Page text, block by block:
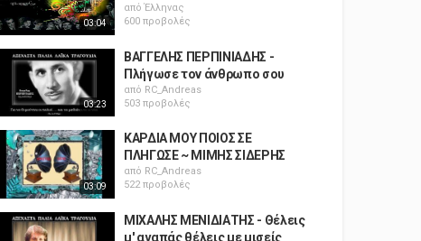
03:04
απόΈλληνας
600 προβολές
03:23
ΒΑΓΓΕΛΗΣ ΠΕΡΠΙΝΙΑΔΗΣ -
Πλήγωσε τον άνθρωπο σου
από RC_Andreas
503 προβολές
03:09
ΚΑΡΔΙΑ ΜΟΥ ΠΟΙΟΣ ΣΕ
ΠΛΗΓΩΣΕ ~ ΜΙΜΗΣ ΣΙΔΕΡΗΣ
από RC_Andreas
522 προβολές
ΜΙΧΑΛΗΣ ΜΕΝΙΔΙΑΤΗΣ - Θέλεις
μ' αγαπάς θέλεις με μισείς